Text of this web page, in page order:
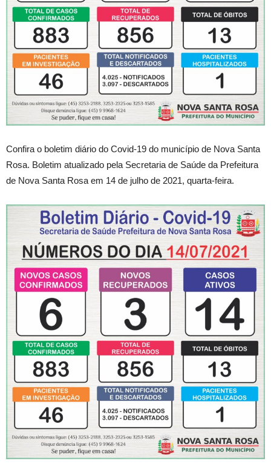
Confira o boletim diário do Covid-19 do município de Nova Santa
Rosa. Boletim atualizado pela Secretaria de Saúde da Prefeitura
de Nova Santa Rosa em 14 de julho de 2021, quarta-feira.